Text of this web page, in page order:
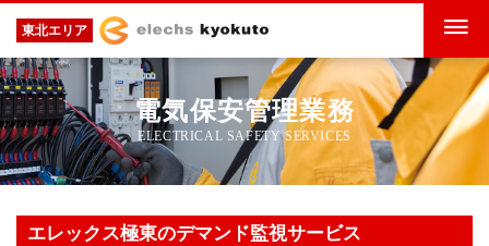
東北エリア
電気保安管理業務
ELECTRICAL SAFETY SERVICES
エレックス極東のデマンド監視サービス